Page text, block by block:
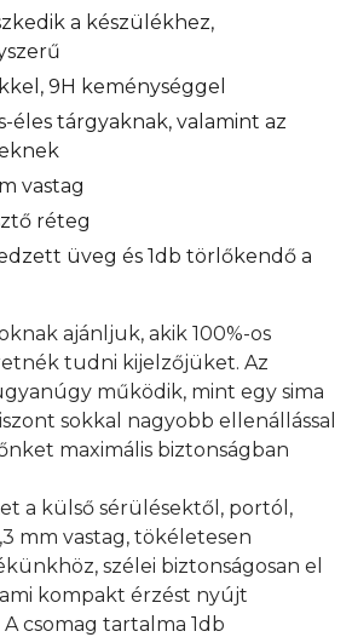
a készülékhez,
9H keménységgel
éles tárgyaknak, valamint az
vastag
réteg
üveg és 1db törlőkendő a
ajánljuk, akik 100%-os
tudni kijelzőjüket. Az
működik, mint egy sima
sokkal nagyobb ellenállással
maximális biztonságban
a külső sérülésektől, portól,
mm vastag, tökéletesen
szélei biztonságosan el
kompakt érzést nyújt
csomag tartalma 1db